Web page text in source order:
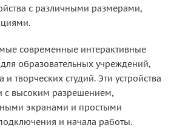
с различными размерами,
современные интерактивные
образовательных учреждений,
творческих студий. Эти устройства
с высоким разрешением,
экранами и простыми
и начала работы.